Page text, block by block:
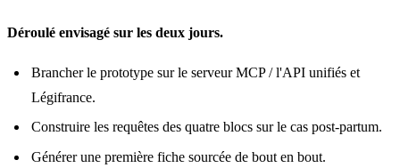
Déroulé envisagé sur les deux jours.
Brancher le prototype sur le serveur MCP / l'API unifiés et
Légifrance.
Construire les requêtes des quatre blocs sur le cas post-partum.
Générer une première fiche sourcée de bout en bout.